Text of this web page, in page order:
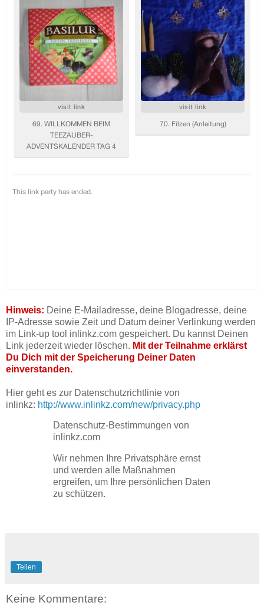
Hinweis: Deine E-Mailadresse, deine Blogadresse, deine
IP-Adresse sowie Zeit und Datum deiner Verlinkung werden
im Link-up tool inlinkz.com gespeichert. Du kannst Deinen
Link jederzeit wieder löschen. Mit der Teilnahme erklärst
Du Dich mit der Speicherung Deiner Daten
einverstanden.
Hier geht es zur Datenschutzrichtlinie von
inlinkz: http://www.inlinkz.com/new/privacy.php
Datenschutz-Bestimmungen von
inlinkz.com
Wir nehmen Ihre Privatsphäre ernst
und werden alle Maßnahmen
ergreifen, um Ihre persönlichen Daten
zu schützen.
Teilen
Keine Kommentare: